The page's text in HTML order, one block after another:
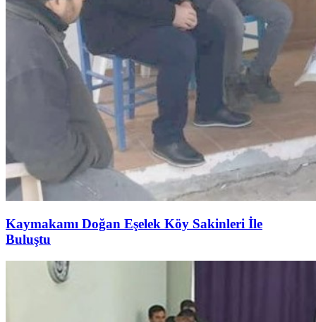
Kaymakamı Doğan Eşelek Köy Sakinleri İle
Buluştu